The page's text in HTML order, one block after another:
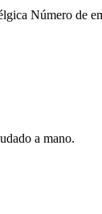
Número de
a mano.